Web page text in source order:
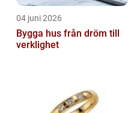
04 juni 2026
Bygga hus från dröm till
verklighet